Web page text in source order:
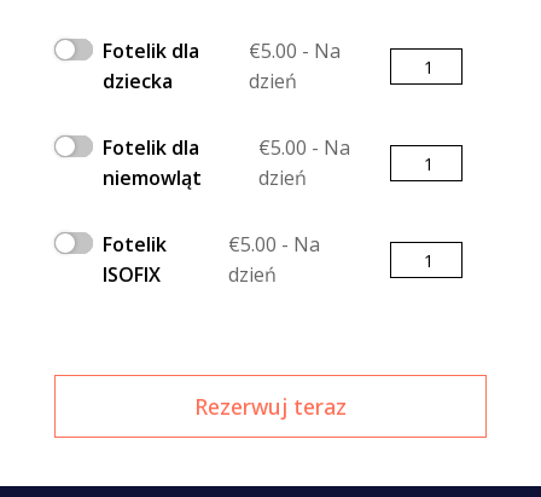
Fotelik dla
dziecka
€5.00 - Na
dzień
Ilość
Fotelik dla
niemowląt
€5.00 - Na
dzień
Ilość
Fotelik
ISOFIX
€5.00 - Na
dzień
Ilość
Rezerwuj teraz